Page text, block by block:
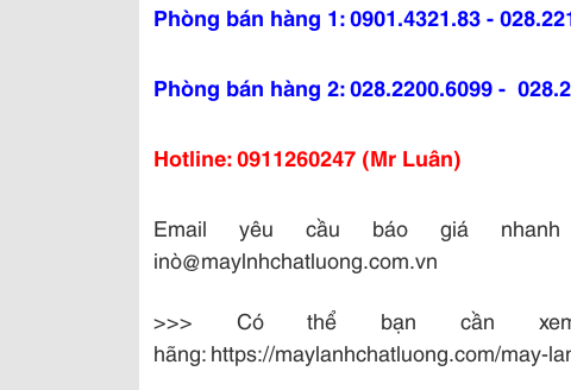
Phòng bán hàng 1: 0901.4321.83 -
Phòng bán hàng 2: 028.2200.6099 -
Hotline: 0911260247 (Mr Luân)
Email yêu cầu báo giá nhanh
inò@maylnhchatluong.com.vn
>>> Có thể bạn cần
hãng:https://maylanhchatluong.com/may-